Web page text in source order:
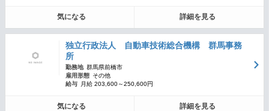
気になる 詳細を見る
独立行政法人 自動車技術総合機構 群馬事務
所
勤務地 群馬県前橋市
雇用形態 その他
給与
月給 203,600～250,600円
気になる 詳細を見る